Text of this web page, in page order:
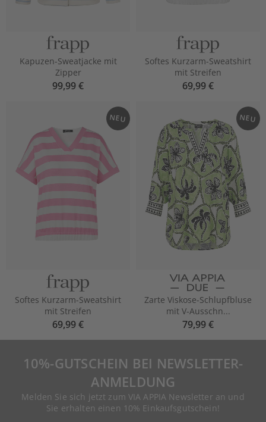
Kapuzen-Sweatjacke mit
Zipper
99,99 €
Softes Kurzarm-Sweatshirt
mit Streifen
69,99 €
NEU
Softes Kurzarm-Sweatshirt
mit Streifen
69,99 €
NEU
Zarte Viskose-Schlupfbluse
mit V-Ausschn...
79,99 €
10%-GUTSCHEIN BEI NEWSLETTER-
ANMELDUNG
Melden Sie sich jetzt zum VIA APPIA Newsletter an und
Sie erhalten einen 10% Einkaufsgutschein!